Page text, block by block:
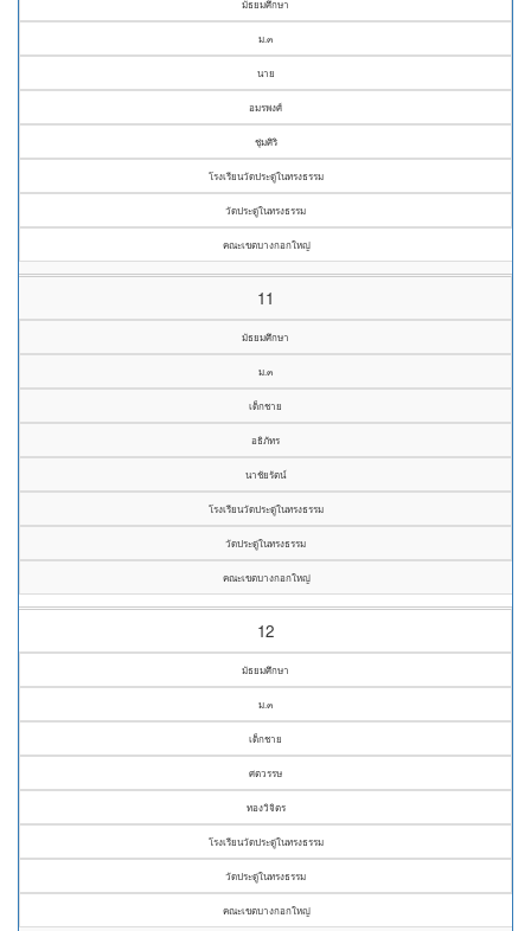
มัธยมศึกษา
ม.๓
นาย
อมรพงศ์
ชุ่มศิริ
โรงเรียนวัดประดู่ในทรงธรรม
วัดประดู่ในทรงธรรม
คณะเขตบางกอกใหญ่
11
มัธยมศึกษา
ม.๓
เด็กชาย
อธิภัทร
นาชัยรัตน์
โรงเรียนวัดประดู่ในทรงธรรม
วัดประดู่ในทรงธรรม
คณะเขตบางกอกใหญ่
12
มัธยมศึกษา
ม.๓
เด็กชาย
ศตวรรษ
ทองวิจิตร
โรงเรียนวัดประดู่ในทรงธรรม
วัดประดู่ในทรงธรรม
คณะเขตบางกอกใหญ่